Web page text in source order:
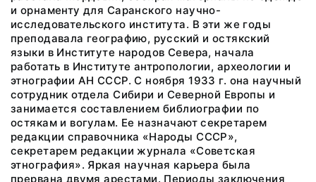
и орнаменту для Саранского научно-
исследовательского института. В эти же годы
преподавала географию, русский и остякский
языки в Институте народов Севера, начала
работать в Институте антропологии, археологии и
этнографии АН СССР. С ноября 1933 г. она научный
сотрудник отдела Сибири и Северной Европы и
занимается составлением библиографии по
остякам и вогулам. Ее назначают секретарем
редакции справочника «Народы СССР»,
секретарем редакции журнала «Советская
этнография». Яркая научная карьера была
прервана двумя арестами. Периоды заключения